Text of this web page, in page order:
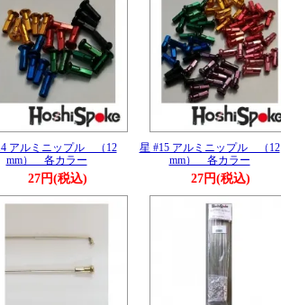
アルミニップル （12
mm） 各カラー
27円(税込)
星 #15 アルミニップル （12
mm） 各カラー
27円(税込)